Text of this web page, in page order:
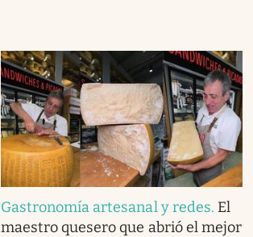
Gastronomía artesanal y redes. El
maestro quesero que abrió el mejor